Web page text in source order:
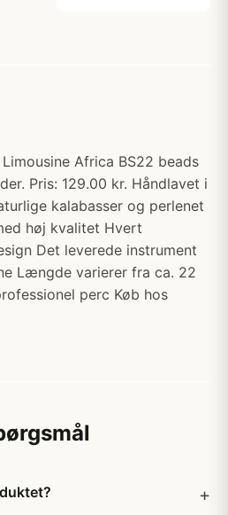
Africa BS22 beads
Pris: 129.00 kr. Håndlavet i
kalabasser og perlenet
høj kvalitet Hvert
Det leverede instrument
Længde varierer fra ca. 22
perc Køb hos